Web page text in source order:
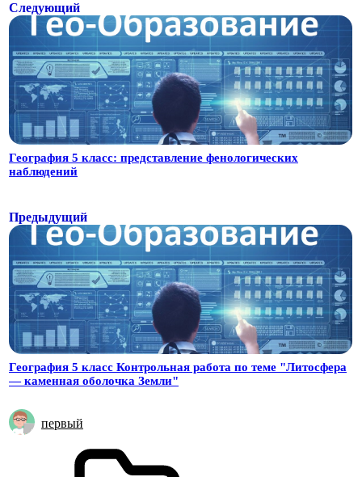
Следующий
География 5 класс: представление фенологических
наблюдений
Предыдущий
География 5 класс Контрольная работа по теме "Литосфера
— каменная оболочка Земли"
первый